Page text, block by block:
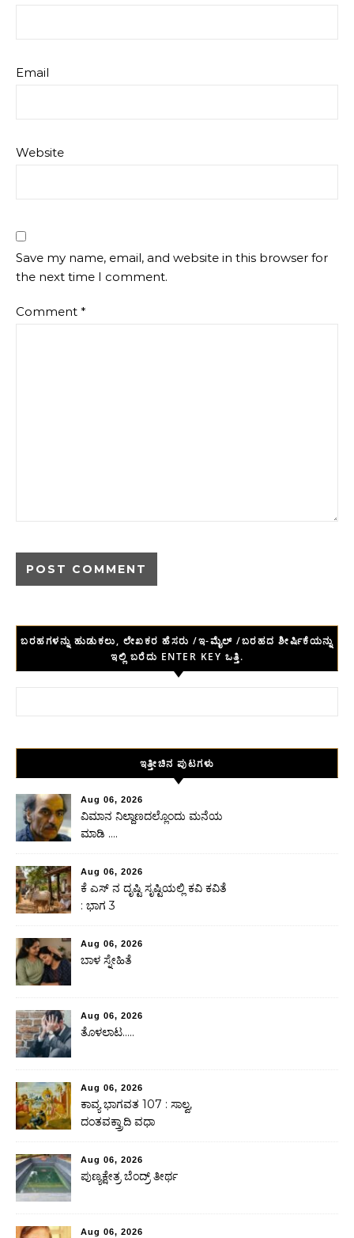
Email
Website
Save my name, email, and website in this browser for
the next time I comment.
Comment *
ಬರಹಗಳನ್ನು ಹುಡುಕಲು, ಲೇಖಕರ ಹೆಸರು /ಇ-ಮೈಲ್ /ಬರಹದ ಶೀರ್ಷಿಕೆಯನ್ನು
ಇಲ್ಲಿ ಬರೆದು ENTER KEY ಒತ್ತಿ.
ಇತ್ತೀಚಿನ ಪುಟಗಳು
Aug 06, 2026
ವಿಮಾನ ನಿಲ್ದಾಣದಲ್ಲೊಂದು ಮನೆಯ
ಮಾಡಿ ….
Aug 06, 2026
ಕೆ ಎಸ್ ನ ದೃಷ್ಟಿ ಸೃಷ್ಟಿಯಲ್ಲಿ ಕವಿ ಕವಿತೆ
: ಭಾಗ 3
Aug 06, 2026
ಬಾಳ ಸ್ನೇಹಿತೆ
Aug 06, 2026
ತೊಳಲಾಟ…..
Aug 06, 2026
ಕಾವ್ಯ ಭಾಗವತ 107 : ಸಾಲ್ವ,
ದಂತವಕ್ತ್ರಾದಿ ವಧಾ
Aug 06, 2026
ಪುಣ್ಯಕ್ಷೇತ್ರ ಬೆಂದ್ರ್ ತೀರ್ಥ
Aug 06, 2026